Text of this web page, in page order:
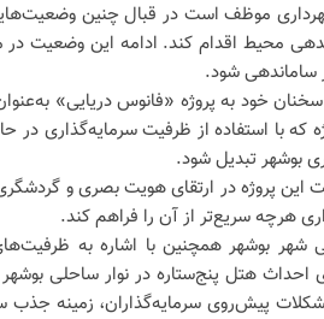
شهرداری موظف است در قبال چنین
محیط اقدام کند. ادامه این وضعیت
ساماندهی شود.
خود به پروژه «فانوس دریایی»
که با استفاده از ظرفیت سرمایه‌گذاری در
بوشهر تبدیل شود.
این پروژه در ارتقای هویت بصری و
هرچه سریع‌تر از آن را فراهم کند.
شهر بوشهر همچنین با اشاره به
احداث هتل پنج‌ستاره در نوار ساحلی
پیش‌روی سرمایه‌گذاران، زمینه جذب